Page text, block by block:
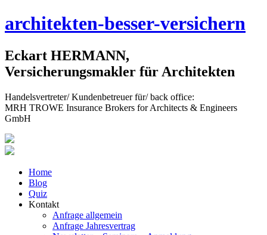
to
architekten-besser-versichern
Eckart HERMANN,
Versicherungsmakler für Architekten
Handelsvertreter/ Kundenbetreuer für/ back office:
MRH TROWE Insurance Brokers for Architects & Engineers
GmbH
Home
Blog
Quiz
Kontakt
Anfrage allgemein
Anfrage Jahresvertrag